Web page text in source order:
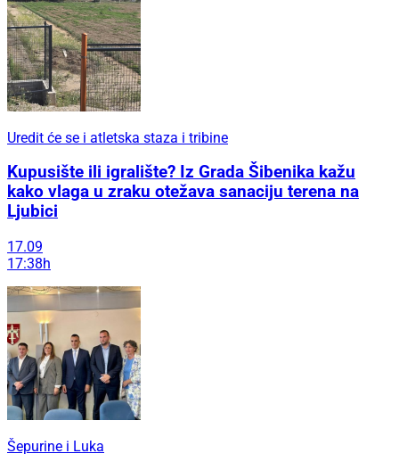
Uredit će se i atletska staza i tribine
Kupusište ili igralište? Iz Grada Šibenika kažu
kako vlaga u zraku otežava sanaciju terena na
Ljubici
17.09
17:38h
Šepurine i Luka